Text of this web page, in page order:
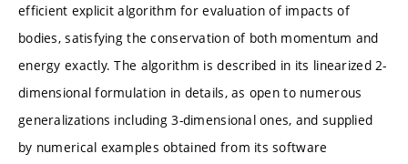
efficient explicit algorithm for evaluation of impacts of
bodies, satisfying the conservation of both momentum and
energy exactly. The algorithm is described in its linearized 2-
dimensional formulation in details, as open to numerous
generalizations including 3-dimensional ones, and supplied
by numerical examples obtained from its software